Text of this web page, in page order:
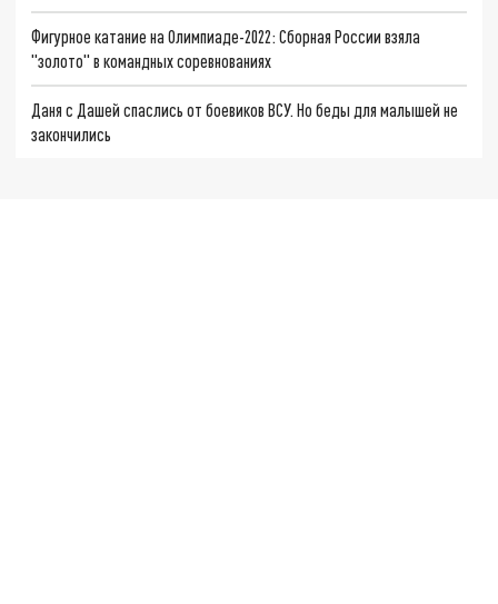
Фигурное катание на Олимпиаде-2022: Сборная России взяла
"золото" в командных соревнованиях
Даня с Дашей спаслись от боевиков ВСУ. Но беды для малышей не
закончились